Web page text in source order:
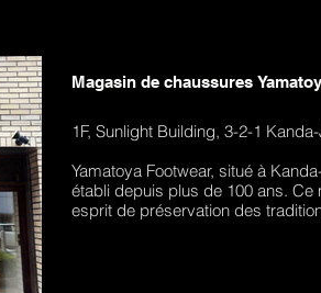
Magasin de chaussures
1F, Sunlight Building, 3-2-1
Yamatoya Footwear, situé à
établi depuis plus de 100 ans. Ce
esprit de préservation des